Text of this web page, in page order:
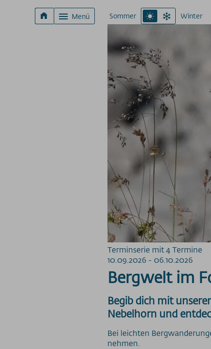
Menü Sommer Winter
Terminserie mit 4 Termine
10.09.2026 - 06.10.2026
Bergwelt im
Begib dich mit
Nebelhorn und
Bei leichten
nehmen.